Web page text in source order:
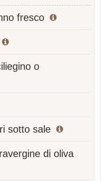
fresco
o
sotto sale
di oliva